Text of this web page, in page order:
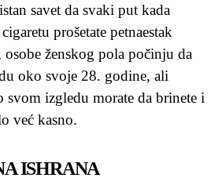
savet da svaki put kada
prošetate petnaestak
ženskog pola počinju da
oko svoje 28. godine, ali
svom izgledu morate da brinete i
već kasno.
ISHRANA